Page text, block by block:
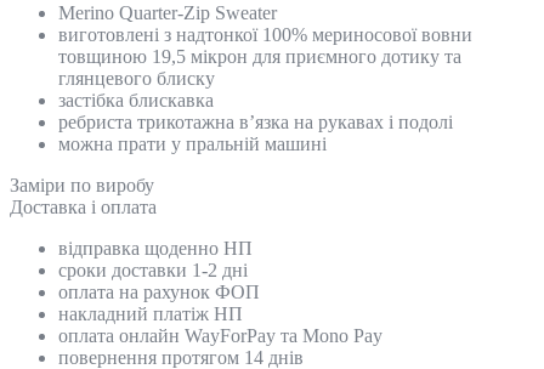
Merino Quarter-Zip Sweater
виготовлені з надтонкої 100% мериносової вовни
товщиною 19,5 мікрон для приємного дотику та
глянцевого блиску
застібка блискавка
ребриста трикотажна в’язка на рукавах і подолі
можна прати у пральній машині
Замiри по виробу
Доставка і оплата
відправка щоденно НП
сроки доставки 1-2 дні
оплата на рахунок ФОП
накладний платіж НП
оплата онлайн WayForPay та Mono Pay
повернення протягом 14 днів